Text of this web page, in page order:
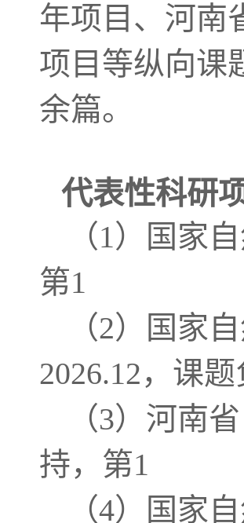
年项目、河南
项目等纵向课
余篇。
代表性科研项
（1）国家
第1
（2）国家
2026.12，课
（3）河南
持，第1
（4）国家